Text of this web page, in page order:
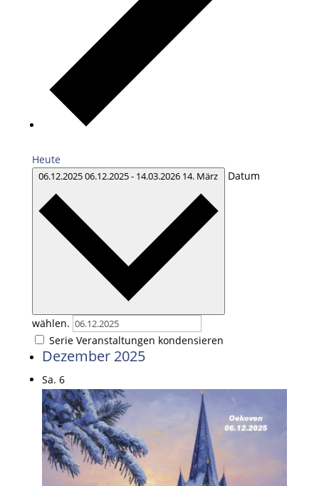
Heute
06.12.202506.12.2025- 14.03.2026 14. März Datum
wählen.
Serie Veranstaltungen kondensieren
Dezember 2025
Sa. 6